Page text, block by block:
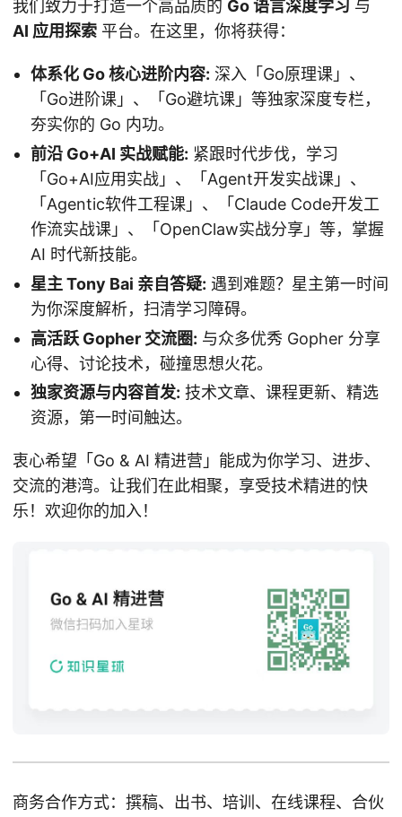
我们致力于打造一个高品质的 Go 语言深度学习 与
AI 应用探索 平台。在这里，你将获得：
体系化 Go 核心进阶内容: 深入「Go原理课」、
「Go进阶课」、「Go避坑课」等独家深度专栏，
夯实你的 Go 内功。
前沿 Go+AI 实战赋能: 紧跟时代步伐，学习
「Go+AI应用实战」、「Agent开发实战课」、
「Agentic软件工程课」、「Claude Code开发工
作流实战课」、「OpenClaw实战分享」等，掌握
AI 时代新技能。
星主 Tony Bai 亲自答疑: 遇到难题？星主第一时间
为你深度解析，扫清学习障碍。
高活跃 Gopher 交流圈: 与众多优秀 Gopher 分享
心得、讨论技术，碰撞思想火花。
独家资源与内容首发: 技术文章、课程更新、精选
资源，第一时间触达。
衷心希望「Go & AI 精进营」能成为你学习、进步、
交流的港湾。让我们在此相聚，享受技术精进的快
乐！欢迎你的加入！
商务合作方式：撰稿、出书、培训、在线课程、合伙